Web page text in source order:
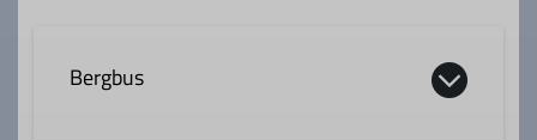
Qualifikationen
Bergbus